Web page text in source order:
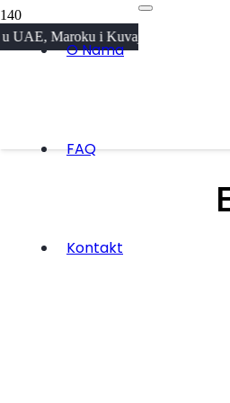
i Kuvajtu · Besplatna dostava za
O Nama
FAQ
Kontakt
Abaya
Pogledaj